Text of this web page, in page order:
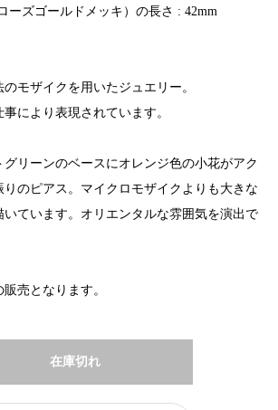
ーズゴールドメッキ）の長さ : 42mm
モザイクを用いたジュエリー。
により表現されています。
リーンのベースにオレンジ色の小花がアク
りのピアス。マイクロモザイクよりも大きな
いています。オリエンタルな雰囲気を演出で
売となります。
在庫切れ